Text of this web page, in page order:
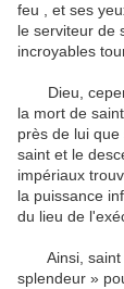
feu , et ses
le serviteur de
incroyables
Dieu,
la mort de
près de lui que
saint et le
impériaux
la puissance
du lieu de
Ainsi, saint
splendeur »